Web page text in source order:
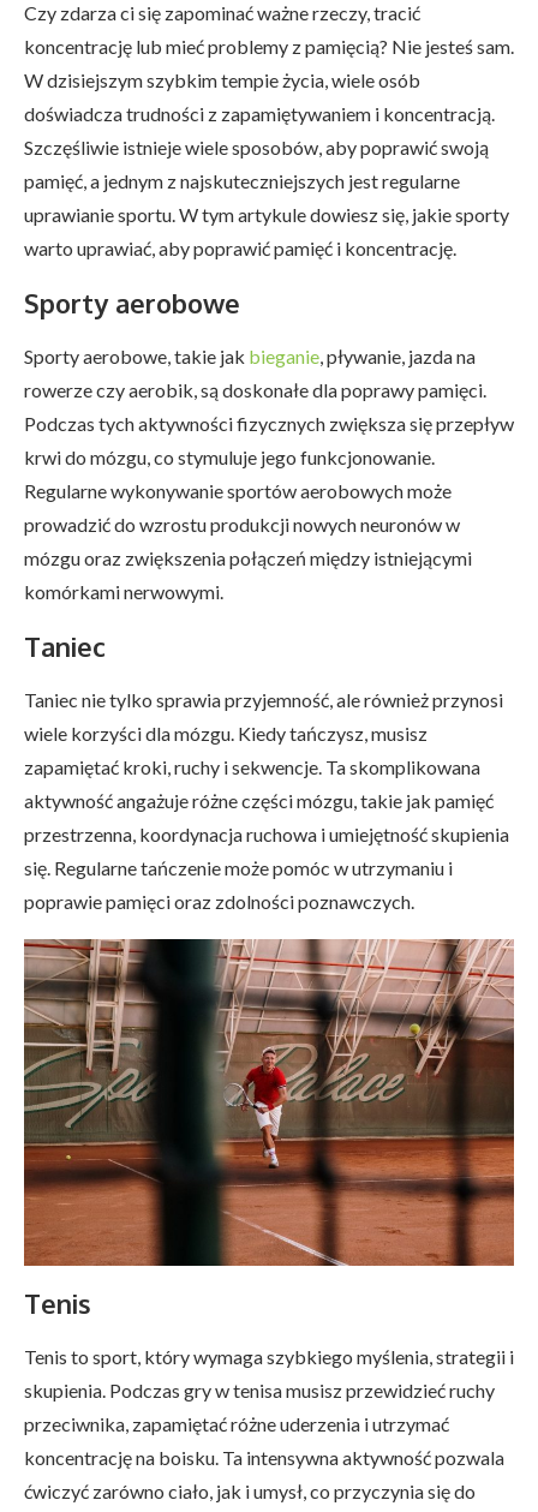
Czy zdarza ci się zapominać ważne rzeczy, tracić
koncentrację lub mieć problemy z pamięcią? Nie jesteś sam.
W dzisiejszym szybkim tempie życia, wiele osób
doświadcza trudności z zapamiętywaniem i koncentracją.
Szczęśliwie istnieje wiele sposobów, aby poprawić swoją
pamięć, a jednym z najskuteczniejszych jest regularne
uprawianie sportu. W tym artykule dowiesz się, jakie sporty
warto uprawiać, aby poprawić pamięć i koncentrację.
Sporty aerobowe
Sporty aerobowe, takie jak bieganie, pływanie, jazda na
rowerze czy aerobik, są doskonałe dla poprawy pamięci.
Podczas tych aktywności fizycznych zwiększa się przepływ
krwi do mózgu, co stymuluje jego funkcjonowanie.
Regularne wykonywanie sportów aerobowych może
prowadzić do wzrostu produkcji nowych neuronów w
mózgu oraz zwiększenia połączeń między istniejącymi
komórkami nerwowymi.
Taniec
Taniec nie tylko sprawia przyjemność, ale również przynosi
wiele korzyści dla mózgu. Kiedy tańczysz, musisz
zapamiętać kroki, ruchy i sekwencje. Ta skomplikowana
aktywność angażuje różne części mózgu, takie jak pamięć
przestrzenna, koordynacja ruchowa i umiejętność skupienia
się. Regularne tańczenie może pomóc w utrzymaniu i
poprawie pamięci oraz zdolności poznawczych.
Tenis
Tenis to sport, który wymaga szybkiego myślenia, strategii i
skupienia. Podczas gry w tenisa musisz przewidzieć ruchy
przeciwnika, zapamiętać różne uderzenia i utrzymać
koncentrację na boisku. Ta intensywna aktywność pozwala
ćwiczyć zarówno ciało, jak i umysł, co przyczynia się do